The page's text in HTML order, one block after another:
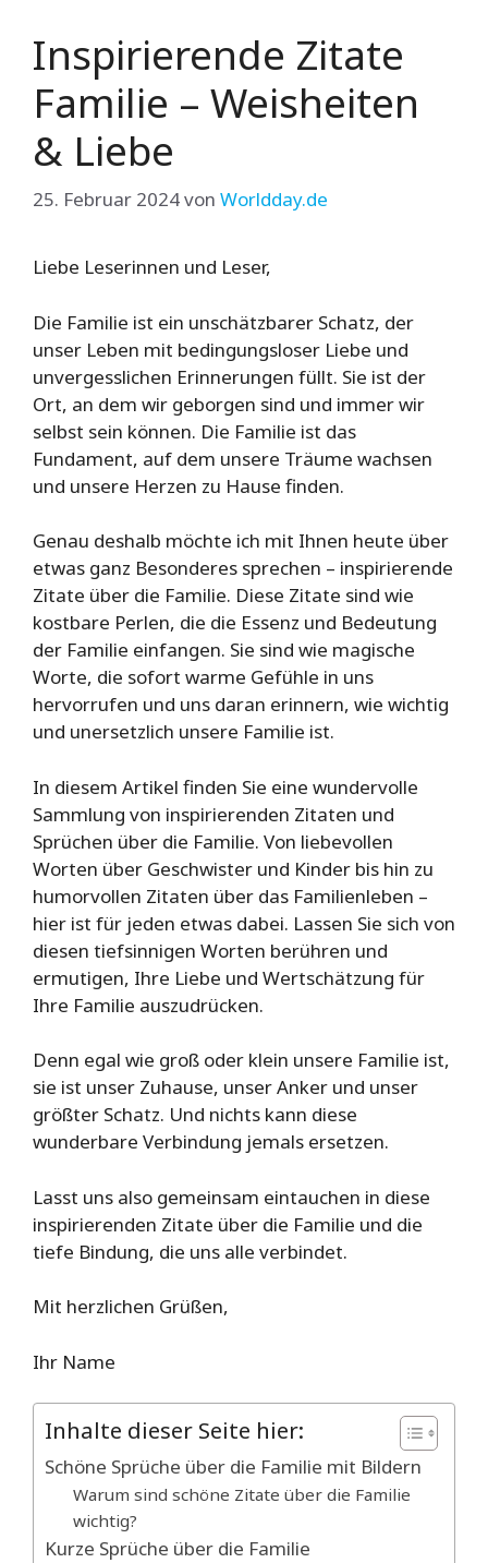
Inspirierende Zitate
Familie – Weisheiten
& Liebe
25. Februar 2024von Worldday.de
Liebe Leserinnen und Leser,
Die Familie ist ein unschätzbarer Schatz, der
unser Leben mit bedingungsloser Liebe und
unvergesslichen Erinnerungen füllt. Sie ist der
Ort, an dem wir geborgen sind und immer wir
selbst sein können. Die Familie ist das
Fundament, auf dem unsere Träume wachsen
und unsere Herzen zu Hause finden.
Genau deshalb möchte ich mit Ihnen heute über
etwas ganz Besonderes sprechen – inspirierende
Zitate über die Familie. Diese Zitate sind wie
kostbare Perlen, die die Essenz und Bedeutung
der Familie einfangen. Sie sind wie magische
Worte, die sofort warme Gefühle in uns
hervorrufen und uns daran erinnern, wie wichtig
und unersetzlich unsere Familie ist.
In diesem Artikel finden Sie eine wundervolle
Sammlung von inspirierenden Zitaten und
Sprüchen über die Familie. Von liebevollen
Worten über Geschwister und Kinder bis hin zu
humorvollen Zitaten über das Familienleben –
hier ist für jeden etwas dabei. Lassen Sie sich von
diesen tiefsinnigen Worten berühren und
ermutigen, Ihre Liebe und Wertschätzung für
Ihre Familie auszudrücken.
Denn egal wie groß oder klein unsere Familie ist,
sie ist unser Zuhause, unser Anker und unser
größter Schatz. Und nichts kann diese
wunderbare Verbindung jemals ersetzen.
Lasst uns also gemeinsam eintauchen in diese
inspirierenden Zitate über die Familie und die
tiefe Bindung, die uns alle verbindet.
Mit herzlichen Grüßen,
Ihr Name
Inhalte dieser Seite hier:
Schöne Sprüche über die Familie mit Bildern
Warum sind schöne Zitate über die Familie
wichtig?
Kurze Sprüche über die Familie